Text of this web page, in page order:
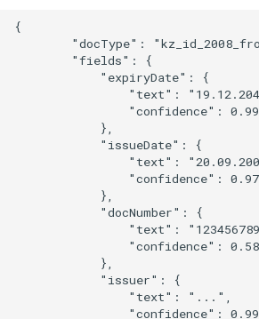
{
"docType":
        "fields": {
            "expiryDate": {
"text":
"confidence":
            },
            "issueDate": {
"text":
"confidence":
            },
            "docNumber": {
"text":
"confidence":
            },
            "issuer": {
                "text": "...",
"confidence":